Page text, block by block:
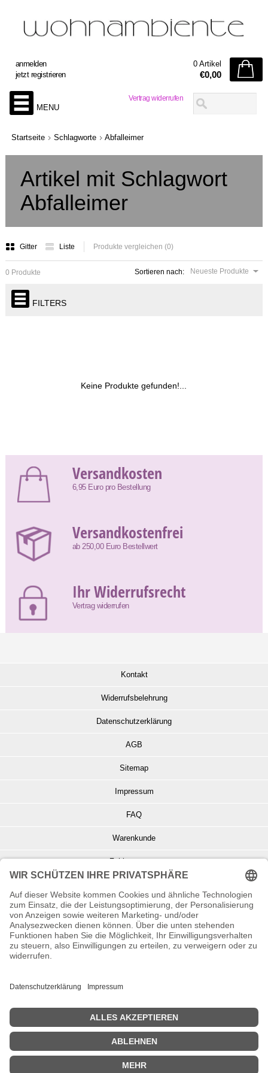
Vertrag widerrufen
anmelden
jetzt registrieren
0 Artikel
€0,00
MENU
Startseite Schlagworte Abfalleimer
Artikel mit Schlagwort
Abfalleimer
Gitter Liste Produkte vergleichen (0)
Sortieren nach: Neueste Produkte
0 Produkte
FILTERS
Keine Produkte gefunden!...
Versandkosten
6,95 Euro pro Bestellung
Versandkostenfrei
ab 250,00 Euro Bestellwert
Ihr Widerrufsrecht
Vertrag widerrufen
Kontakt
Widerrufsbelehrung
Datenschutzerklärung
AGB
Sitemap
Impressum
FAQ
Warenkunde
Zahlungsarten
Info zu Elektro- u. Elektronikgeräten
Batterieentsorgung
Informationen zur Echtheit von Kundenbewertungen
© Copyright 2026 Wohnambiente-Shop